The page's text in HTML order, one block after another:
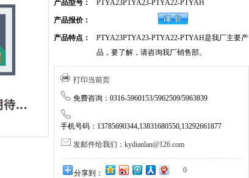
产品型号： PTYA23PTYA23-PTYA22-PTYAH
产品报价：
产品特点：
PTYA23PTYA23-PTYA22-PTYAH是我厂主要产
品，要了解，请咨询我厂销售部。
打印当前页
免费咨询：0316-5960153/5962509/5963839
手机号码：13785690344,13831680550,13292661877
发邮件给我们：kydianlan@126.com
分享到： 0